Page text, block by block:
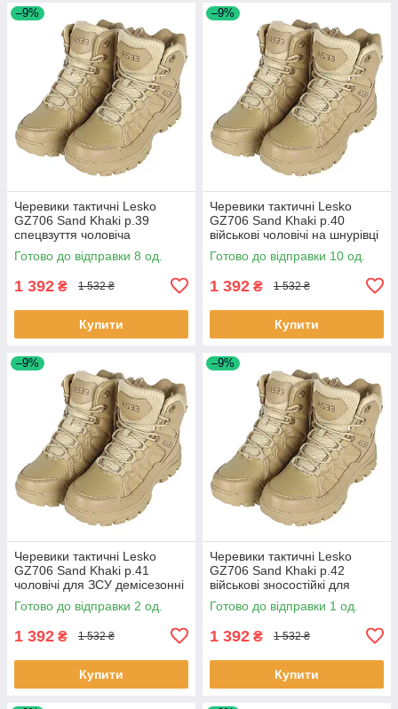
–9%
Черевики тактичні Lesko
GZ706 Sand Khaki р.39
спецвзуття чоловіча
демісезонна для ЗСУ 8 шт.
Готово до відправки 8 од.
1 392 ₴ 1 532 ₴
Купити
–9%
Черевики тактичні Lesko
GZ706 Sand Khaki р.40
військові чоловічі на шнурівці
taktical 10 шт.
Готово до відправки 10 од.
1 392 ₴ 1 532 ₴
Купити
–9%
Черевики тактичні Lesko
GZ706 Sand Khaki р.41
чоловічі для ЗСУ демісезонні
на шнурівці 2 шт.
Готово до відправки 2 од.
1 392 ₴ 1 532 ₴
Купити
–9%
Черевики тактичні Lesko
GZ706 Sand Khaki р.42
військові зносостійкі для
спецслужб 1 шт.
Готово до відправки 1 од.
1 392 ₴ 1 532 ₴
Купити